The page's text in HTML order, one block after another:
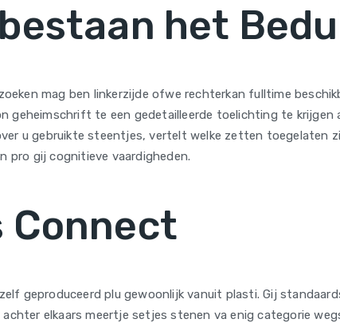
het
mag ben linkerzijde ofwe rechterkan fulltime
geheimschrift te een gedetailleerde toelichting te
u gebruikte steentjes, vertelt welke zetten toegelaten
pro gij cognitieve vaardigheden.
Connect
geproduceerd plu gewoonlijk vanuit plasti. Gij
elkaars meertje setjes stenen va enig categorie